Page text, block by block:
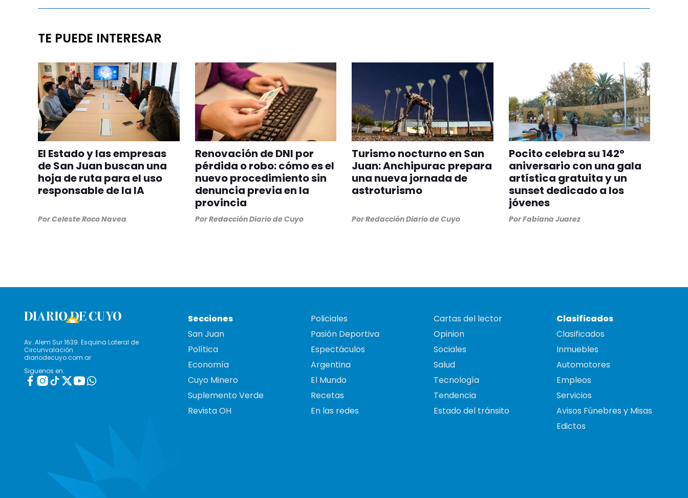
TE PUEDE INTERESAR
El Estado y las empresas
de San Juan buscan una
hoja de ruta para el uso
responsable de la IA
PorCeleste Roco Navea
Renovación de DNI por
pérdida o robo: cómo es el
nuevo procedimiento sin
denuncia previa en la
provincia
PorRedacción Diario de Cuyo
Turismo nocturno en San
Juan: Anchipurac prepara
una nueva jornada de
astroturismo
PorRedacción Diario de Cuyo
Pocito celebra su 142°
aniversario con una gala
artística gratuita y un
sunset dedicado a los
jóvenes
PorFabiana Juarez
Av. Alem Sur 1639. Esquina Lateral de
Circunvalación
diariodecuyo.com.ar
Siguenos en:
Secciones
San Juan
Política
Economía
Cuyo Minero
Suplemento Verde
Revista OH
Policiales
Pasión Deportiva
Espectáculos
Argentina
El Mundo
Recetas
En las redes
Cartas del lector
Opinion
Sociales
Salud
Tecnología
Tendencia
Estado del tránsito
Clasificados
Clasificados
Inmuebles
Automotores
Empleos
Servicios
Avisos Fúnebres y Misas
Edictos